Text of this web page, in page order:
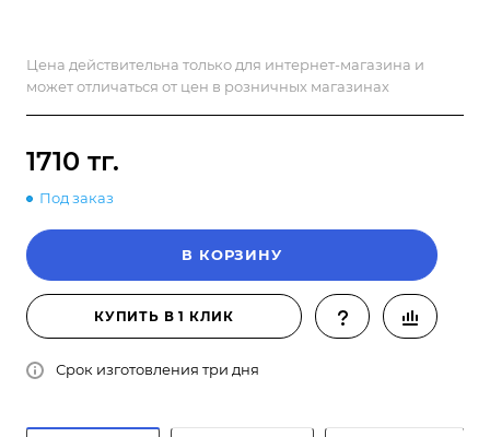
Цена действительна только для интернет-магазина и
может отличаться от цен в розничных магазинах
1710 тг.
Под заказ
В КОРЗИНУ
КУПИТЬ В 1 КЛИК
Срок изготовления три дня